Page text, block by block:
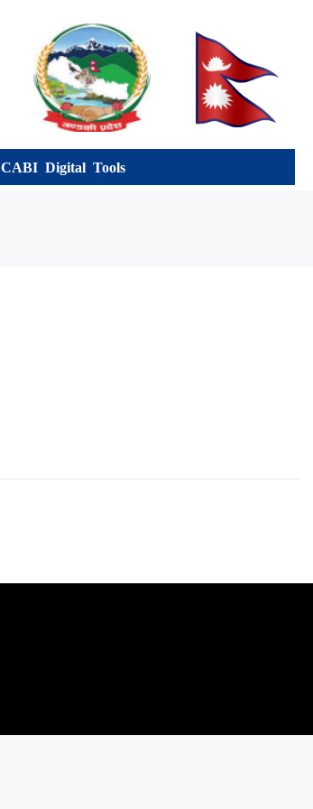
CABI Digital Tools